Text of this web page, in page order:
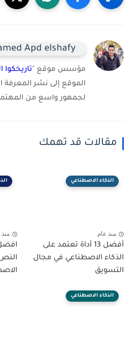
Apd elshafy
مؤسس موقع "تاريخكوا
الموقع إلى نشر المعرفة
لجمهور واسع من
مقالات قد تهمك
الذكاء الاصطناعي
منذ عام
أفضل 13 أداة تعتمد على
الذكاء الاصطناعي في مجال
التسويق
منذ
الذكاء الاصطناعي